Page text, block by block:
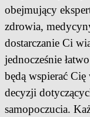
obejmujący
zdrowia,
dostarczanie Ci
jednocześnie
będą wspierać
decyzji
samopoczucia.